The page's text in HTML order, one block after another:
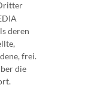
deren
frei.
die